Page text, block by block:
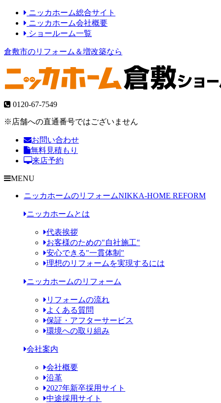
ニッカホーム総合サイト
ニッカホーム会社概要
ショールーム一覧
倉敷市のリフォーム＆増改築なら
0120-67-7549
※店舗への直通番号ではございません
お問い合わせ
無料見積もり
来店予約
MENU
ニッカホームのリフォームNIKKA-HOME REFORM
ニッカホームとは
代表挨拶
お客様のための"自社施工"
安心できる"一貫体制"
理想のリフォームを実現するには
ニッカホームのリフォーム
リフォームの流れ
よくある質問
保証・アフターサービス
環境への取り組み
会社案内
会社概要
沿革
2027年新卒採用サイト
中途採用サイト